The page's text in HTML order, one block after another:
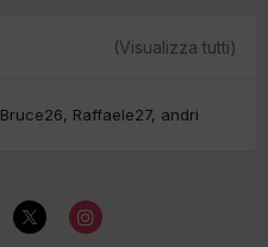
(Visualizza tutti)
Bruce26 Raffaele27 andri